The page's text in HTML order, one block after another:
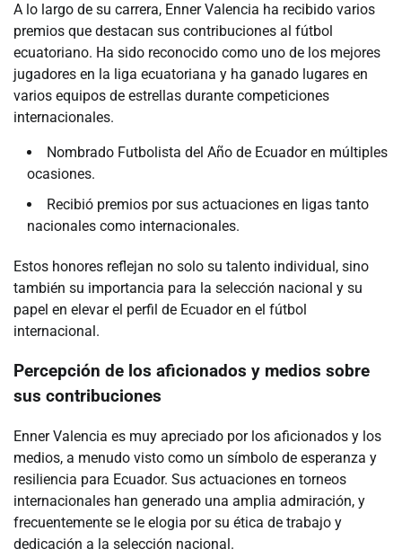
A lo largo de su carrera, Enner Valencia ha recibido varios
premios que destacan sus contribuciones al fútbol
ecuatoriano. Ha sido reconocido como uno de los mejores
jugadores en la liga ecuatoriana y ha ganado lugares en
varios equipos de estrellas durante competiciones
internacionales.
Nombrado Futbolista del Año de Ecuador en múltiples
ocasiones.
Recibió premios por sus actuaciones en ligas tanto
nacionales como internacionales.
Estos honores reflejan no solo su talento individual, sino
también su importancia para la selección nacional y su
papel en elevar el perfil de Ecuador en el fútbol
internacional.
Percepción de los aficionados y medios sobre
sus contribuciones
Enner Valencia es muy apreciado por los aficionados y los
medios, a menudo visto como un símbolo de esperanza y
resiliencia para Ecuador. Sus actuaciones en torneos
internacionales han generado una amplia admiración, y
frecuentemente se le elogia por su ética de trabajo y
dedicación a la selección nacional.